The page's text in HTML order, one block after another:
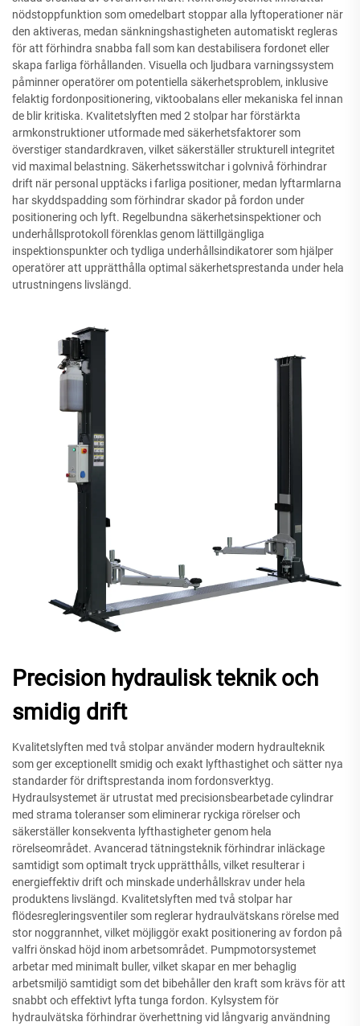
nödstoppfunktion som omedelbart stoppar alla lyftoperationer när
den aktiveras, medan sänkningshastigheten automatiskt regleras
för att förhindra snabba fall som kan destabilisera fordonet eller
skapa farliga förhållanden. Visuella och ljudbara varningssystem
påminner operatörer om potentiella säkerhetsproblem, inklusive
felaktig fordonpositionering, viktoobalans eller mekaniska fel innan
de blir kritiska. Kvalitetslyften med 2 stolpar har förstärkta
armkonstruktioner utformade med säkerhetsfaktorer som
överstiger standardkraven, vilket säkerställer strukturell integritet
vid maximal belastning. Säkerhetsswitchar i golvnivå förhindrar
drift när personal upptäcks i farliga positioner, medan lyftarmlarna
har skyddspadding som förhindrar skador på fordon under
positionering och lyft. Regelbundna säkerhetsinspektioner och
underhållsprotokoll förenklas genom lättillgängliga
inspektionspunkter och tydliga underhållsindikatorer som hjälper
operatörer att upprätthålla optimal säkerhetsprestanda under hela
utrustningens livslängd.
Precision hydraulisk teknik och
smidig drift
Kvalitetslyften med två stolpar använder modern hydraulteknik
som ger exceptionellt smidig och exakt lyfthastighet och sätter nya
standarder för driftsprestanda inom fordonsverktyg.
Hydraulsystemet är utrustat med precisionsbearbetade cylindrar
med strama toleranser som eliminerar ryckiga rörelser och
säkerställer konsekventa lyfthastigheter genom hela
rörelseområdet. Avancerad tätningsteknik förhindrar inläckage
samtidigt som optimalt tryck upprätthålls, vilket resulterar i
energieffektiv drift och minskade underhållskrav under hela
produktens livslängd. Kvalitetslyften med två stolpar har
flödesregleringsventiler som reglerar hydraulvätskans rörelse med
stor noggrannhet, vilket möjliggör exakt positionering av fordon på
valfri önskad höjd inom arbetsområdet. Pumpmotorsystemet
arbetar med minimalt buller, vilket skapar en mer behaglig
arbetsmiljö samtidigt som det bibehåller den kraft som krävs för att
snabbt och effektivt lyfta tunga fordon. Kylsystem för
hydraulvätska förhindrar överhettning vid långvarig användning